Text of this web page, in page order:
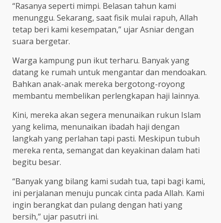
“Rasanya seperti mimpi. Belasan tahun kami
menunggu. Sekarang, saat fisik mulai rapuh, Allah
tetap beri kami kesempatan,” ujar Asniar dengan
suara bergetar.
Warga kampung pun ikut terharu. Banyak yang
datang ke rumah untuk mengantar dan mendoakan.
Bahkan anak-anak mereka bergotong-royong
membantu membelikan perlengkapan haji lainnya.
Kini, mereka akan segera menunaikan rukun Islam
yang kelima, menunaikan ibadah haji dengan
langkah yang perlahan tapi pasti. Meskipun tubuh
mereka renta, semangat dan keyakinan dalam hati
begitu besar.
“Banyak yang bilang kami sudah tua, tapi bagi kami,
ini perjalanan menuju puncak cinta pada Allah. Kami
ingin berangkat dan pulang dengan hati yang
bersih,” ujar pasutri ini.